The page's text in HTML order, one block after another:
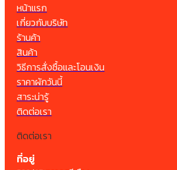
หน้าแรก
เกี่ยวกับบริษัท
ร้านค้า
สินค้า
วิธีการสั่งซื้อและโอนเงิน
ราคาผักวันนี้
สาระน่ารู้
ติดต่อเรา
ติดต่อเรา
ที่อยู่